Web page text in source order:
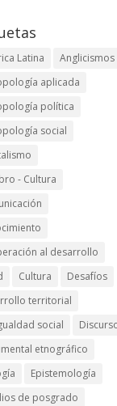
Latina
Anglicismos
aplicada
política
social
- Cultura
al desarrollo
Cultura
Desafíos
territorial
social
etnográfico
Epistemología
de posgrado